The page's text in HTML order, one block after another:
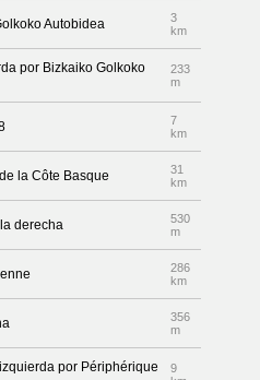
Autobidea
3
km
por Bizkaiko Golkoko
233
m
7
km
la Côte Basque
31
km
derecha
530
m
286
km
356
m
por Périphérique
9